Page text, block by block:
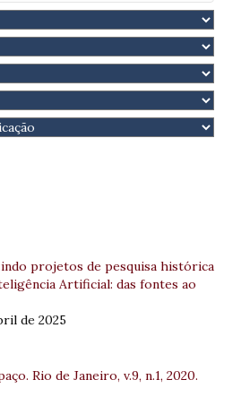
projetos de pesquisa histórica
Artificial: das fontes ao
de 2025
Rio de Janeiro, v.9, n.1, 2020.